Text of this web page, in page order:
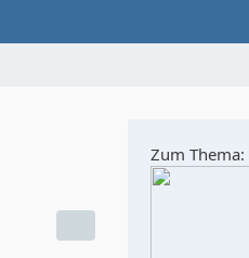
Zum Thema: